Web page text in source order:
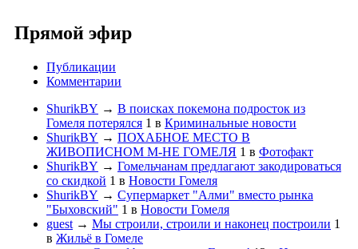
Прямой эфир
Публикации
Комментарии
ShurikBY → В поисках покемона подросток из
Гомеля потерялся 1 в Криминальные новости
ShurikBY → ПОХАБНОЕ МЕСТО В
ЖИВОПИСНОМ М-НЕ ГОМЕЛЯ 1 в Фотофакт
ShurikBY → Гомельчанам предлагают закодироваться
со скидкой 1 в Новости Гомеля
ShurikBY → Супермаркет "Алми" вместо рынка
"Быховский" 1 в Новости Гомеля
guest → Мы строили, строили и наконец построили 1
в Жильё в Гомеле